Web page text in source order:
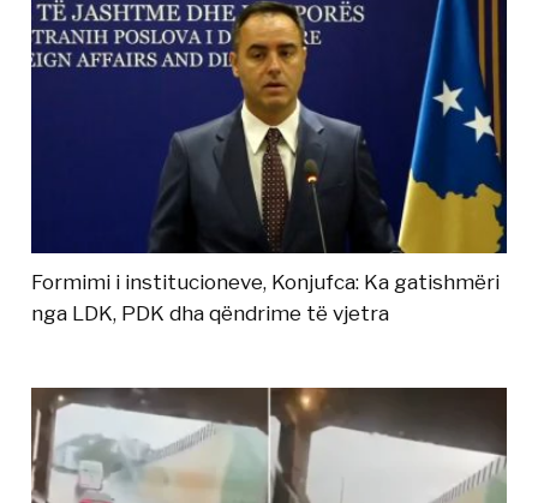
Formimi i institucioneve, Konjufca: Ka gatishmëri
nga LDK, PDK dha qëndrime të vjetra